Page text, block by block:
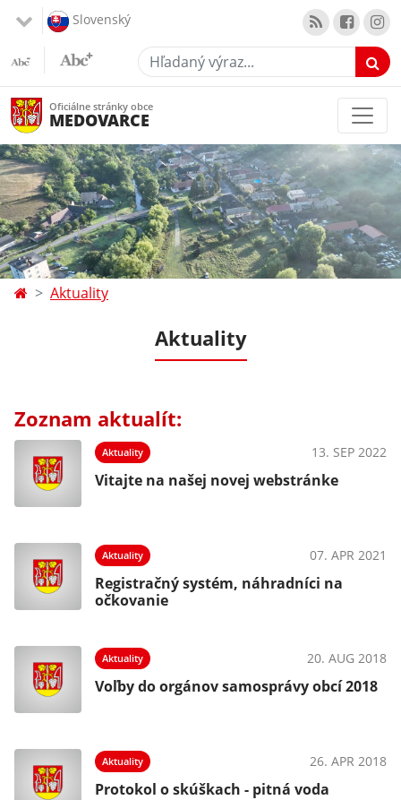
Slovenský
Hľadaný výraz...
Oficiálne stránky obce
MEDOVARCE
Aktuality
Aktuality
Zoznam aktualít:
Aktuality 13. SEP 2022
Vitajte na našej novej webstránke
Aktuality 07. APR 2021
Registračný systém, náhradníci na
očkovanie
Aktuality 20. AUG 2018
Voľby do orgánov samosprávy obcí 2018
Aktuality 26. APR 2018
Protokol o skúškach - pitná voda